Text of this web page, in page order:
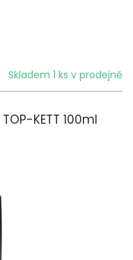
Skladem 1 ks v prodejně
KETT 100ml